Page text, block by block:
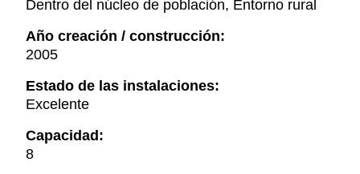
Dentro del núcleo de población, Entorno rural
Año creación / construcción:
2005
Estado de las instalaciones:
Excelente
Capacidad:
8